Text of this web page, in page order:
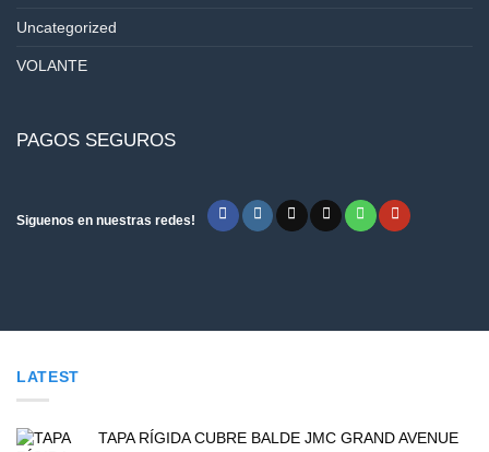
Uncategorized
VOLANTE
PAGOS SEGUROS
Siguenos en nuestras redes!
LATEST
TAPA RÍGIDA CUBRE BALDE JMC GRAND AVENUE